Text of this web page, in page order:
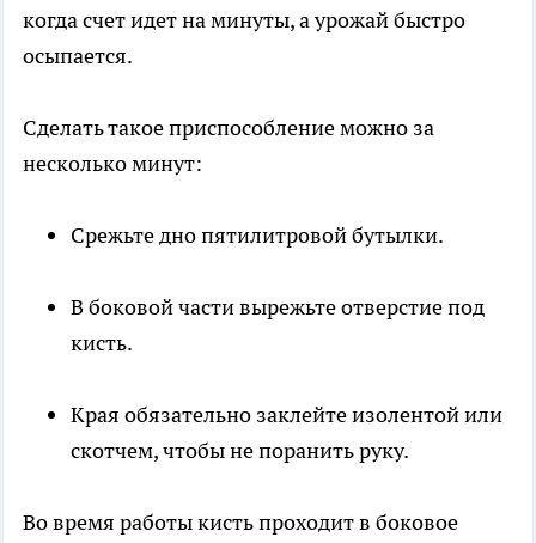
когда счет идет на минуты, а урожай быстро
осыпается.
Сделать такое приспособление можно за
несколько минут:
Срежьте дно пятилитровой бутылки.
В боковой части вырежьте отверстие под
кисть.
Края обязательно заклейте изолентой или
скотчем, чтобы не поранить руку.
Во время работы кисть проходит в боковое